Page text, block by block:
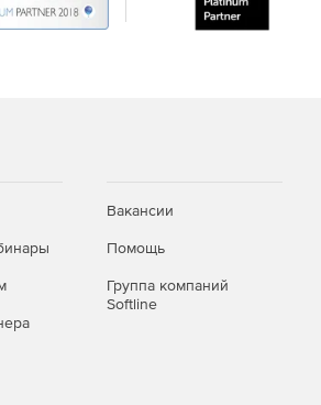
– с
Вакансии
Помощь
Группа компаний
Softline